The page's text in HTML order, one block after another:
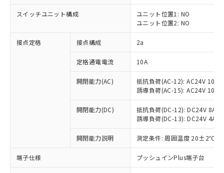
スイッチユニット構成
ユニット位置1: NO
ユニット位置2: NO
接点定格 接点構成 2a
定格通電電流 10A
開閉能力(AC)
抵抗負荷(AC-12): AC24V 10A/
誘導負荷(AC-15): AC24V
開閉能力(DC)
抵抗負荷(DC-12): DC24V 8A/
誘導負荷(DC-13): DC24V 4A/
開閉能力説明 測定条件: 周囲温度 20±2℃、
端子仕様 プッシュインPlus端子台
ご利用条件
以下の条件をお読みいただき、同意のうえ
対応済み：EU RoHS指令（10物質）の
非含有に対応した製品が提供可能な商品で
対応予定：EU RoHS指令（10物質）の非含
有に対応した製品に切り替える予定のある
対応予定なし：EU RoHS指令（10物質）の
非含有に非対応の商品で、対応品を出す予